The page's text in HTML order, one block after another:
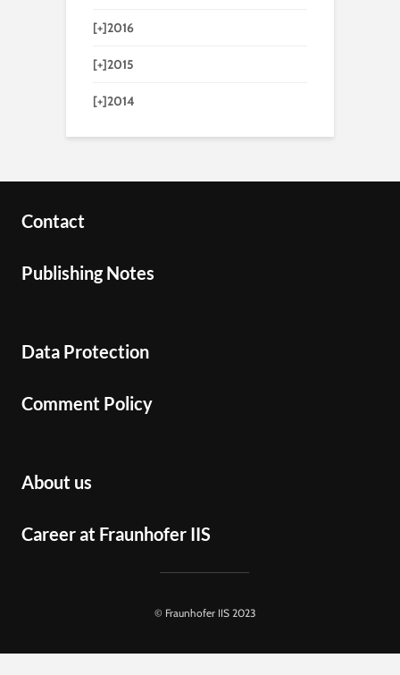
[+]2016
[+]2015
[+]2014
Contact
Publishing Notes
Data Protection
Comment Policy
About us
Career at Fraunhofer IIS
© Fraunhofer IIS 2023